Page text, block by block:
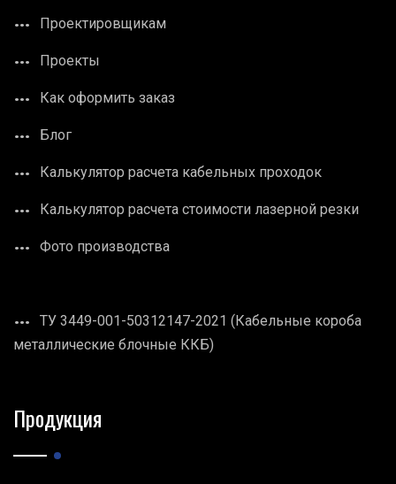
Проектировщикам
Проекты
Как оформить заказ
Блог
Калькулятор расчета кабельных проходок
Калькулятор расчета стоимости лазерной резки
Фото производства
ТУ 3449-001-50312147-2021 (Кабельные короба
металлические блочные ККБ)
Продукция